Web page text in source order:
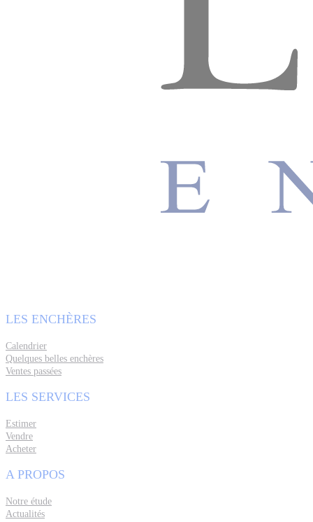
LES ENCHÈRES
Calendrier
Quelques belles enchères
Ventes passées
LES SERVICES
Estimer
Vendre
Acheter
A PROPOS
Notre étude
Actualités